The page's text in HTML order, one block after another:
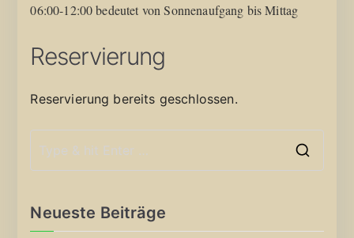
06:00-12:00 bedeutet von Sonnenaufgang bis Mittag
Reservierung
Reservierung bereits geschlossen.
Neueste Beiträge